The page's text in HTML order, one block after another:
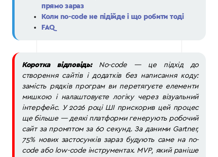
прямо зараз
Коли no-code не підійде і що робити тоді
FAQ
Коротка відповідь:No-code — це підхід до
створення сайтів і додатків без написання коду:
замість рядків програм ви перетягуєте елементи
мишкою і налаштовуєте логіку через візуальний
інтерфейс. У 2026 році ШІ прискорив цей процес
ще більше — деякі платформи генерують робочий
сайт за промптом за 60 секунд. За даними Gartner,
75% нових застосунків зараз будують саме на no-
code або low-code інструментах. MVP, який раніше